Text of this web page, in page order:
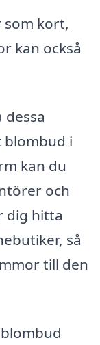
som kort,
kan också
i
kan du
och
dig hitta
så
till den